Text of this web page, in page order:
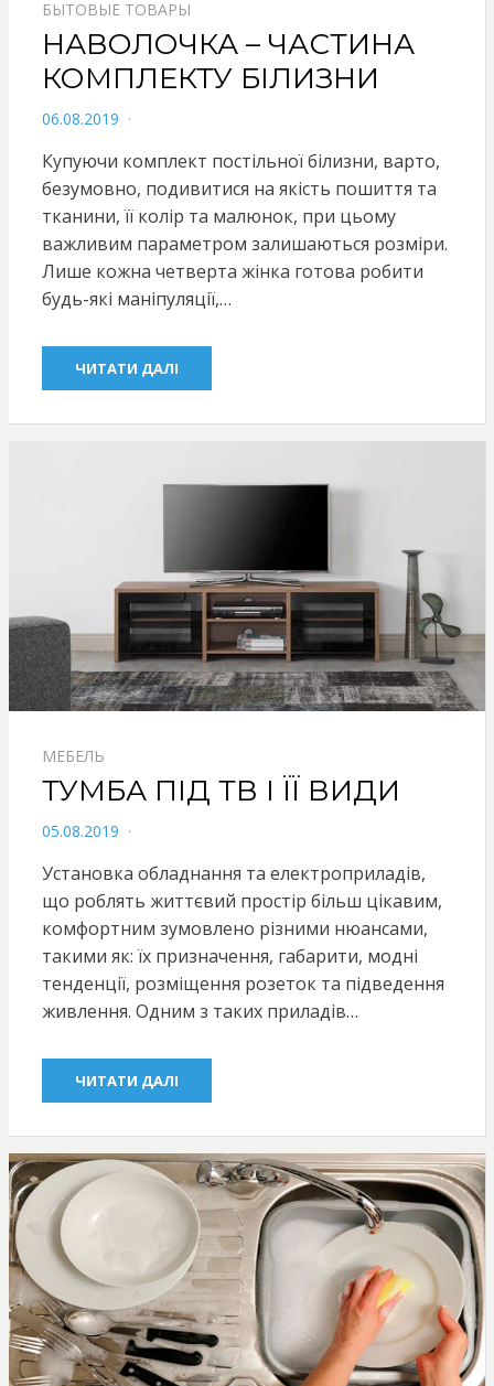
БЫТОВЫЕ ТОВАРЫ
НАВОЛОЧКА – ЧАСТИНА
КОМПЛЕКТУ БІЛИЗНИ
POSTED
06.08.2019
Купуючи комплект постільної білизни, варто,
безумовно, подивитися на якість пошиття та
тканини, її колір та малюнок, при цьому
важливим параметром залишаються розміри.
Лише кожна четверта жінка готова робити
будь-які маніпуляції,…
ЧИТАТИ ДАЛІ
МЕБЕЛЬ
ТУМБА ПІД ТВ І ЇЇ ВИДИ
POSTED
05.08.2019
Установка обладнання та електроприладів,
що роблять життєвий простір більш цікавим,
комфортним зумовлено різними нюансами,
такими як: їх призначення, габарити, модні
тенденції, розміщення розеток та підведення
живлення. Одним з таких приладів…
ЧИТАТИ ДАЛІ